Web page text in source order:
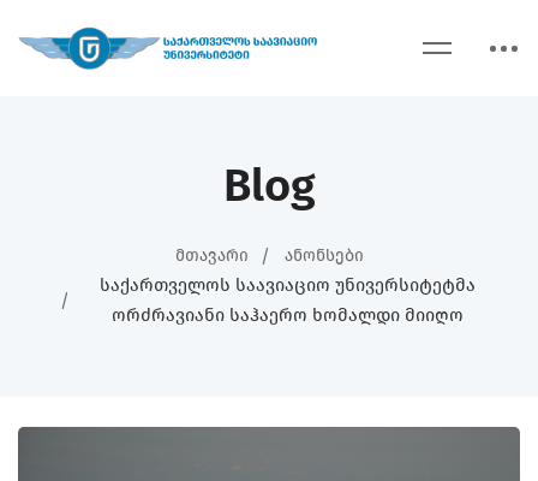
Blog
Მთავარი Ანონსები
Საქართველოს Საავიაციო Უნივერსიტეტმა
Ორძრავიანი Საჰაერო Ხომალდი Მიიღო